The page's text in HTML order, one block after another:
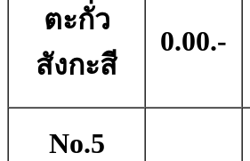
ตะกั่ว
สังกะสี
0.00.-
No.5